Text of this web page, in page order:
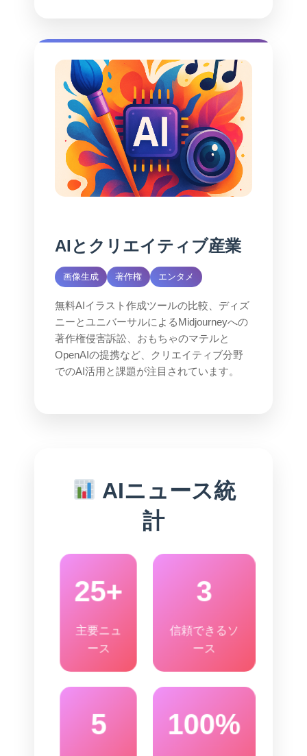
AIとクリエイティブ産業
画像生成 著作権 エンタメ
無料AIイラスト作成ツールの比較、ディズ
ニーとユニバーサルによるMidjourneyへの
著作権侵害訴訟、おもちゃのマテルと
OpenAIの提携など、クリエイティブ分野
でのAI活用と課題が注目されています。
AIニュース統
計
25+
主要ニュ
ース
3
信頼できるソ
ース
5 100%